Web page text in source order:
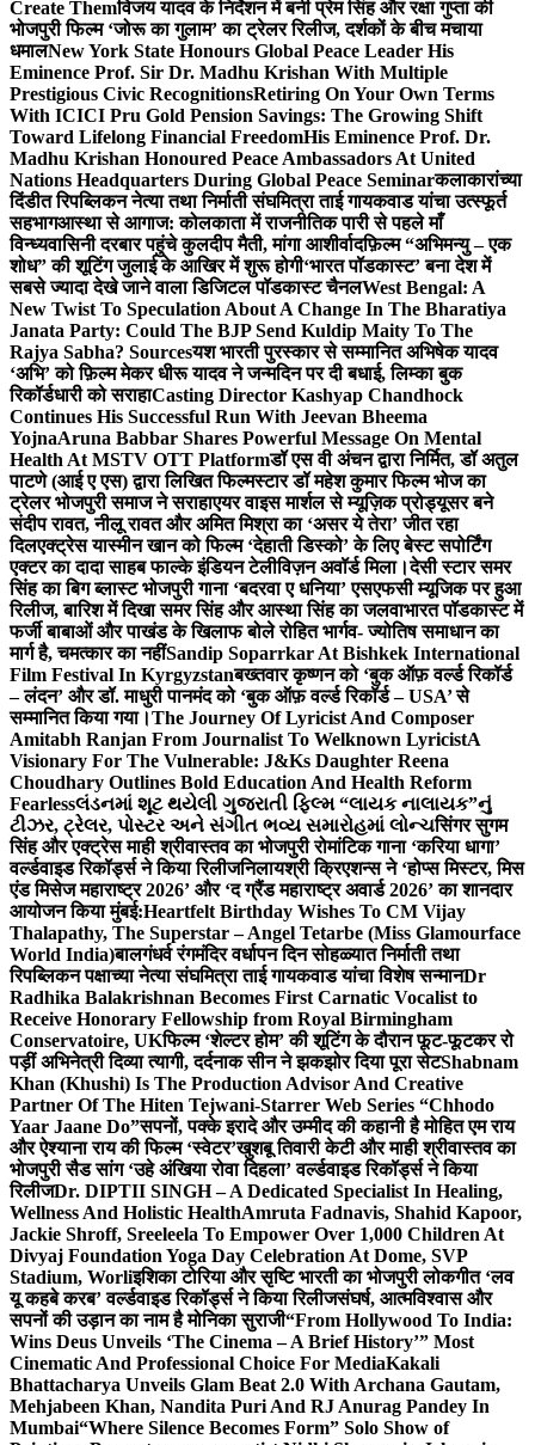
Create Themविजय यादव के निर्देशन में बनी प्रेम सिंह और रक्षा गुप्ता की
भोजपुरी फिल्म ‘जोरू का गुलाम’ का ट्रेलर रिलीज, दर्शकों के बीच मचाया
धमालNew York State Honours Global Peace Leader His
Eminence Prof. Sir Dr. Madhu Krishan With Multiple
Prestigious Civic RecognitionsRetiring On Your Own Terms
With ICICI Pru Gold Pension Savings: The Growing Shift
Toward Lifelong Financial FreedomHis Eminence Prof. Dr.
Madhu Krishan Honoured Peace Ambassadors At United
Nations Headquarters During Global Peace Seminarकलाकारांच्या
दिंडीत रिपब्लिकन नेत्या तथा निर्माती संघमित्रा ताई गायकवाड यांचा उत्स्फूर्त
सहभागआस्था से आगाज: कोलकाता में राजनीतिक पारी से पहले माँ
विन्ध्यवासिनी दरबार पहुंचे कुलदीप मैती, मांगा आशीर्वादफ़िल्म “अभिमन्यु – एक
शोध” की शूटिंग जुलाई के आखिर में शुरू होगी‘भारत पॉडकास्ट’ बना देश में
सबसे ज्यादा देखे जाने वाला डिजिटल पॉडकास्ट चैनलWest Bengal: A
New Twist To Speculation About A Change In The Bharatiya
Janata Party: Could The BJP Send Kuldip Maity To The
Rajya Sabha? Sourcesयश भारती पुरस्कार से सम्मानित अभिषेक यादव
‘अभि’ को फ़िल्म मेकर धीरू यादव ने जन्मदिन पर दी बधाई, लिम्का बुक
रिकॉर्डधारी को सराहाCasting Director Kashyap Chandhock
Continues His Successful Run With Jeevan Bheema
YojnaAruna Babbar Shares Powerful Message On Mental
Health At MSTV OTT Platformडॉ एस वी अंचन द्वारा निर्मित, डॉ अतुल
पाटणे (आई ए एस) द्वारा लिखित फिल्मस्टार डॉ महेश कुमार फिल्म भोज का
ट्रेलर भोजपुरी समाज ने सराहाएयर वाइस मार्शल से म्यूज़िक प्रोड्यूसर बने
संदीप रावत, नीलू रावत और अमित मिश्रा का ‘असर ये तेरा’ जीत रहा
दिलएक्ट्रेस यास्मीन खान को फिल्म ‘देहाती डिस्को’ के लिए बेस्ट सपोर्टिंग
एक्टर का दादा साहब फाल्के इंडियन टेलीविज़न अवॉर्ड मिला।देसी स्टार समर
सिंह का बिग ब्लास्ट भोजपुरी गाना ‘बदरवा ए धनिया’ एसएफसी म्यूजिक पर हुआ
रिलीज, बारिश में दिखा समर सिंह और आस्था सिंह का जलवाभारत पॉडकास्ट में
फर्जी बाबाओं और पाखंड के खिलाफ बोले रोहित भार्गव- ज्योतिष समाधान का
मार्ग है, चमत्कार का नहींSandip Soparrkar At Bishkek International
Film Festival In Kyrgyzstanबख्तवार कृष्णन को ‘बुक ऑफ़ वर्ल्ड रिकॉर्ड
– लंदन’ और डॉ. माधुरी पानमंद को ‘बुक ऑफ़ वर्ल्ड रिकॉर्ड – USA’ से
सम्मानित किया गया।The Journey Of Lyricist And Composer
Amitabh Ranjan From Journalist To Welknown LyricistA
Visionary For The Vulnerable: J&Ks Daughter Reena
Choudhary Outlines Bold Education And Health Reform
Fearlessલંડનમાં શૂટ થયેલી ગુજરાતી ફિલ્મ “લાયક નાલાયક”નું
ટીઝર, ટ્રેલર, પોસ્ટર અને સંગીત ભવ્ય સમારોહમાં લોન્ચसिंगर सुगम
सिंह और एक्ट्रेस माही श्रीवास्तव का भोजपुरी रोमांटिक गाना ‘करिया धागा’
वर्ल्डवाइड रिकॉर्ड्स ने किया रिलीजनिलायश्री क्रिएशन्स ने ‘होप्स मिस्टर, मिस
एंड मिसेज महाराष्ट्र 2026’ और ‘द ग्रैंड महाराष्ट्र अवार्ड 2026’ का शानदार
आयोजन किया मुंबई:Heartfelt Birthday Wishes To CM Vijay
Thalapathy, The Superstar – Angel Tetarbe (Miss Glamourface
World India)बालगंधर्व रंगमंदिर वर्धापन दिन सोहळ्यात निर्माती तथा
रिपब्लिकन पक्षाच्या नेत्या संघमित्रा ताई गायकवाड यांचा विशेष सन्मानDr
Radhika Balakrishnan Becomes First Carnatic Vocalist to
Receive Honorary Fellowship from Royal Birmingham
Conservatoire, UKफिल्म ‘शेल्टर होम’ की शूटिंग के दौरान फूट-फूटकर रो
पड़ीं अभिनेत्री दिव्या त्यागी, दर्दनाक सीन ने झकझोर दिया पूरा सेटShabnam
Khan (Khushi) Is The Production Advisor And Creative
Partner Of The Hiten Tejwani-Starrer Web Series “Chhodo
Yaar Jaane Do”सपनों, पक्के इरादे और उम्मीद की कहानी है मोहित एम राय
और ऐश्याना राय की फिल्म ‘स्वेटर’खुशबू तिवारी केटी और माही श्रीवास्तव का
भोजपुरी सैड सांग ‘उहे अंखिया रोवा दिहला’ वर्ल्डवाइड रिकॉर्ड्स ने किया
रिलीजDr. DIPTII SINGH – A Dedicated Specialist In Healing,
Wellness And Holistic HealthAmruta Fadnavis, Shahid Kapoor,
Jackie Shroff, Sreeleela To Empower Over 1,000 Children At
Divyaj Foundation Yoga Day Celebration At Dome, SVP
Stadium, Worliइशिका टोरिया और सृष्टि भारती का भोजपुरी लोकगीत ‘लव
यू कहबे करब’ वर्ल्डवाइड रिकॉर्ड्स ने किया रिलीजसंघर्ष, आत्मविश्वास और
सपनों की उड़ान का नाम है मोनिका सुराजी“From Hollywood To India:
Wins Deus Unveils ‘The Cinema – A Brief History’” Most
Cinematic And Professional Choice For MediaKakali
Bhattacharya Unveils Glam Beat 2.0 With Archana Gautam,
Mehjabeen Khan, Nandita Puri And RJ Anurag Pandey In
Mumbai“Where Silence Becomes Form” Solo Show of